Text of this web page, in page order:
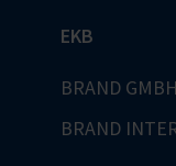
EKB
BRAND
BRAND